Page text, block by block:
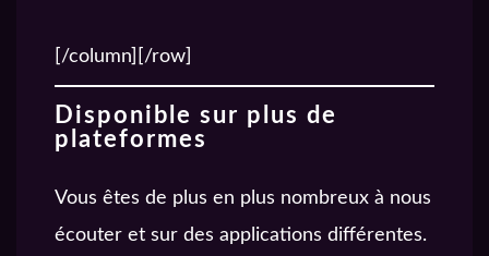
[/column][/row]
Disponible sur plus de
plateformes
Vous êtes de plus en plus nombreux à nous
écouter et sur des applications différentes.